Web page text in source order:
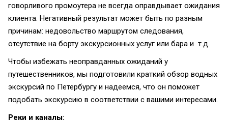
говорливого промоутера не всегда оправдывает ожидания
клиента. Негативный результат может быть по разным
причинам: недовольство маршрутом следования,
отсутствие на борту экскурсионных услуг или бара и т.д.
Чтобы избежать неоправданных ожиданий у
путешественников, мы подготовили краткий обзор водных
экскурсий по Петербургу и надеемся, что он поможет
подобать экскурсию в соответствии с вашими интересами.
Реки и каналы: